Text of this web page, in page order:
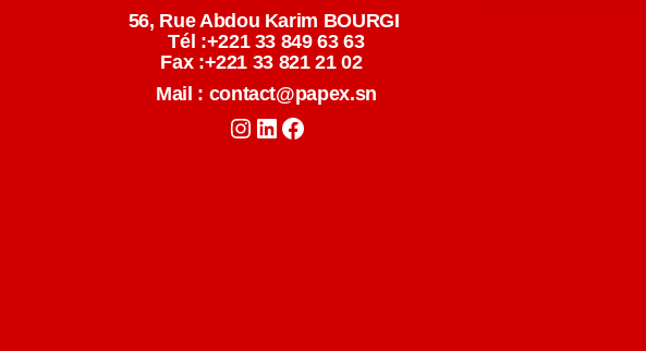
56, Rue Abdou Karim BOURGI
Tél :+221 33 849 63 63
Fax :+221 33 821 21 02
Mail : contact@papex.sn